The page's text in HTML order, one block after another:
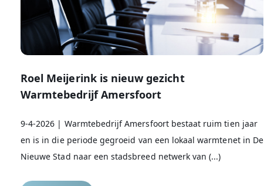
Roel Meijerink is nieuw gezicht
Warmtebedrijf Amersfoort
9-4-2026 | Warmtebedrijf Amersfoort bestaat ruim tien jaar
en is in die periode gegroeid van een lokaal warmtenet in De
Nieuwe Stad naar een stadsbreed netwerk van (...)